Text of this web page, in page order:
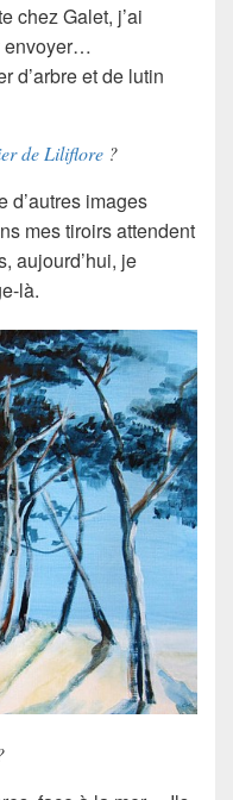
chez Galet, j’ai
envoyer…
d’arbre et de lutin
de Liliflore ?
images
mes tiroirs attendent
aujourd’hui, je
là.